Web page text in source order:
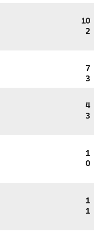
10
2
7
3
4
3
1
0
1
1